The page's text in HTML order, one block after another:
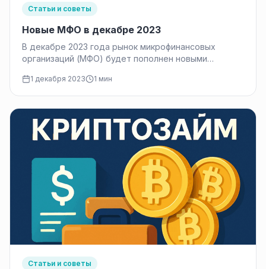
Статьи и советы
Новые МФО в декабре 2023
В декабре 2023 года рынок микрофинансовых
организаций (МФО) будет пополнен новыми
может…
1 декабря 2023 1 мин
Статьи и советы